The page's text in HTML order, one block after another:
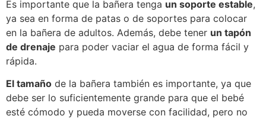
Es importante que la bañera tenga un soporte estable,
ya sea en forma de patas o de soportes para colocar
en la bañera de adultos. Además, debe tener un tapón
de drenaje para poder vaciar el agua de forma fácil y
rápida.
El tamaño de la bañera también es importante, ya que
debe ser lo suficientemente grande para que el bebé
esté cómodo y pueda moverse con facilidad, pero no